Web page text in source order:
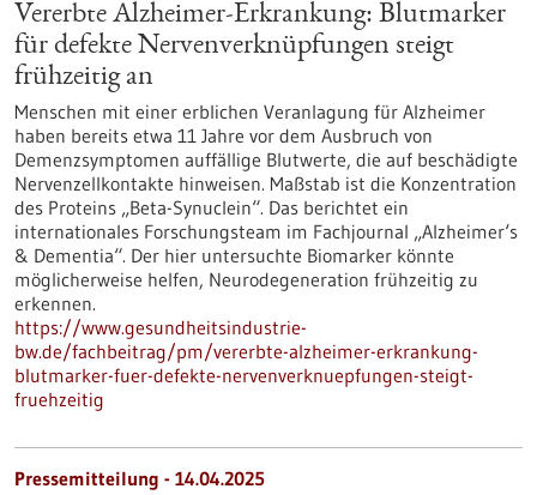
Vererbte Alzheimer-Erkrankung: Blutmarker
für defekte Nervenverknüpfungen steigt
frühzeitig an
Menschen mit einer erblichen Veranlagung für Alzheimer
haben bereits etwa 11 Jahre vor dem Ausbruch von
Demenzsymptomen auffällige Blutwerte, die auf beschädigte
Nervenzellkontakte hinweisen. Maßstab ist die Konzentration
des Proteins „Beta-Synuclein“. Das berichtet ein
internationales Forschungsteam im Fachjournal „Alzheimer‘s
& Dementia“. Der hier untersuchte Biomarker könnte
möglicherweise helfen, Neurodegeneration frühzeitig zu
erkennen.
https://www.gesundheitsindustrie-
bw.de/fachbeitrag/pm/vererbte-alzheimer-erkrankung-
blutmarker-fuer-defekte-nervenverknuepfungen-steigt-
fruehzeitig
Pressemitteilung - 14.04.2025